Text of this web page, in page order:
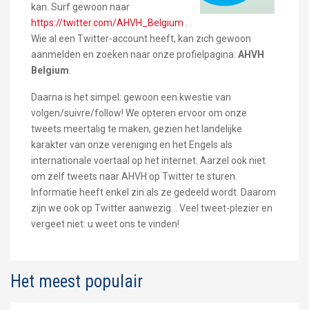
kan. Surf gewoon naar
https://twitter.com/AHVH_Belgium
Wie al een Twitter-account heeft, kan zich gewoon
aanmelden en zoeken naar onze profielpagina: AHVH
Belgium
Daarna is het simpel: gewoon een kwestie van
volgen/suivre/follow! We opteren ervoor om onze
tweets meertalig te maken, gezien het landelijke
karakter van onze vereniging en het Engels als
internationale voertaal op het internet. Aarzel ook niet
om zelf tweets naar AHVH op Twitter te sturen.
Informatie heeft enkel zin als ze gedeeld wordt. Daarom
zijn we ook op Twitter aanwezig... Veel tweet-plezier en
vergeet niet: u weet ons te vinden!
Het meest populair